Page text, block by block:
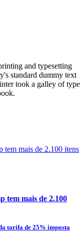
and typesetting
standard dummy text
took a galley of type
tem mais de 2.100
tarifa de 25% imposta